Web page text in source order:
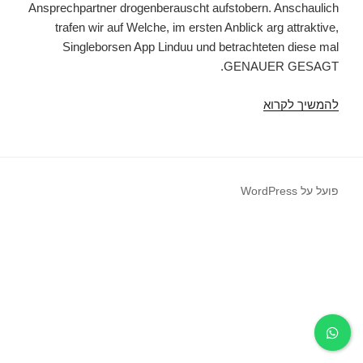
Ansprechpartner drogenberauscht aufstobern. Anschaulich
trafen wir auf Welche, im ersten Anblick arg attraktive,
Singleborsen App Linduu und betrachteten diese mal
GENAUER GESAGT.
להמשיך לקרוא
פועל על WordPress